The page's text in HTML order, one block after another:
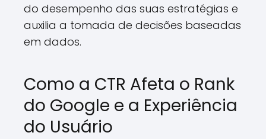
do desempenho das suas estratégias e
auxilia a tomada de decisões baseadas
em dados.
Como a CTR Afeta o Rank
do Google e a Experiência
do Usuário